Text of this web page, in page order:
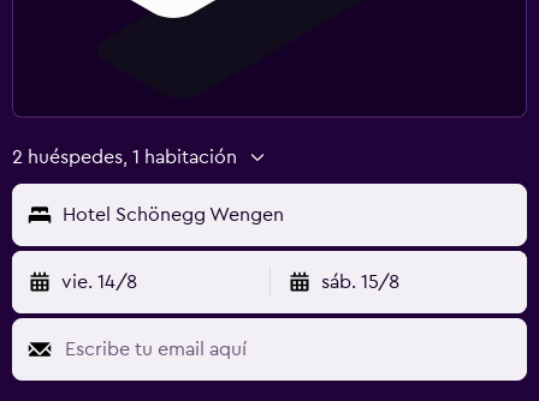
2 huéspedes, 1 habitación
Hotel Schönegg Wengen
vie. 14/8 sáb. 15/8